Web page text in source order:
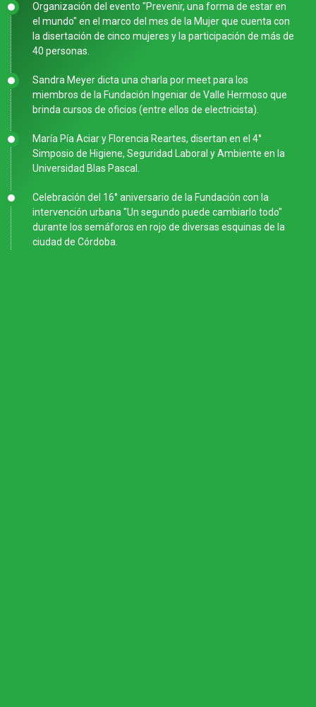
Organización del evento "Prevenir, una forma de estar en
el mundo" en el marco del mes de la Mujer que cuenta con
la disertación de cinco mujeres y la participación de más de
40 personas.
Sandra Meyer dicta una charla por meet para los
miembros de la Fundación Ingeniar de Valle Hermoso que
brinda cursos de oficios (entre ellos de electricista).
María Pía Aciar y Florencia Reartes, disertan en el 4°
Simposio de Higiene, Seguridad Laboral y Ambiente en la
Universidad Blas Pascal.
Celebración del 16° aniversario de la Fundación con la
intervención urbana "Un segundo puede cambiarlo todo"
durante los semáforos en rojo de diversas esquinas de la
ciudad de Córdoba.